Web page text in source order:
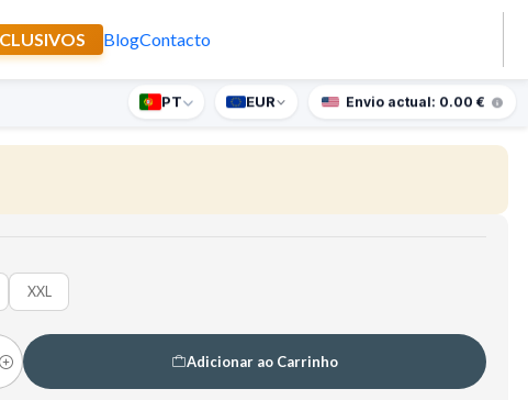
BlogContacto
presente supresa para encomendas superiores a 90€
PT EUR Envio actual: 0.00 €
da Encarnação
XXL
Adicionar ao Carrinho